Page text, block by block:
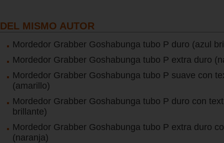
DEL MISMO AUTOR
Mordedor Grabber Goshabunga tubo P duro (azul
Mordedor Grabber Goshabunga tubo P extra duro
Mordedor Grabber Goshabunga tubo P suave con
(amarillo)
Mordedor Grabber Goshabunga tubo P duro con
brillante)
Mordedor Grabber Goshabunga tubo P extra duro
(naranja)